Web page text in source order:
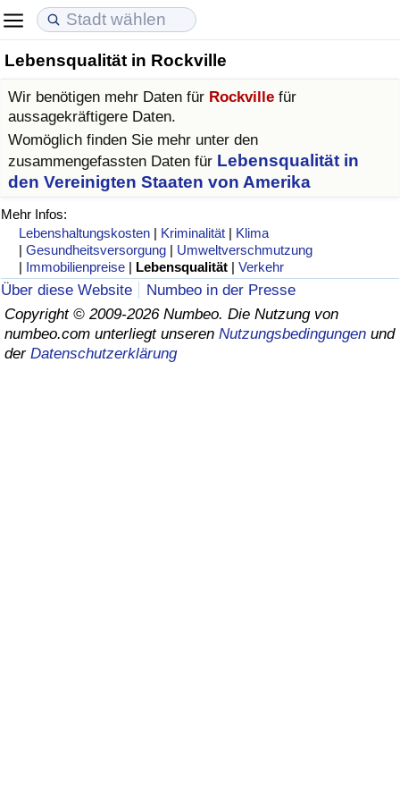
Lebensqualität in Rockville
Wir benötigen mehr Daten für Rockville für
aussagekräftigere Daten.
Womöglich finden Sie mehr unter den
zusammengefassten Daten für Lebensqualität in
den Vereinigten Staaten von Amerika
Mehr Infos:
Lebenshaltungskosten | Kriminalität | Klima
|Gesundheitsversorgung | Umweltverschmutzung
| Immobilienpreise | Lebensqualität |Verkehr
Über diese Website
Numbeo in der Presse
Copyright © 2009-2026 Numbeo. Die Nutzung von
numbeo.com unterliegt unseren Nutzungsbedingungen und
der Datenschutzerklärung
Lebenshaltungskosten
Lebenshaltungskosten-Index (aktuell)
Lebenshaltungskosten-Index
in Akaba
Immobilienpreise
Immobilienpreis-Index (aktuell)
Immobilienpreis-Index
Lebensqualität
Lebensqualität-Index
Lebensqualität-Index (aktuell)
Kriminalität
Kriminalitäts-Index (aktuell)
Kriminalitäts-Index